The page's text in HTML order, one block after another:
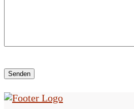
e
s